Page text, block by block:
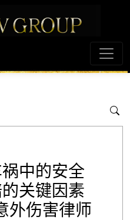
中的安全
关键因素
外伤害律师